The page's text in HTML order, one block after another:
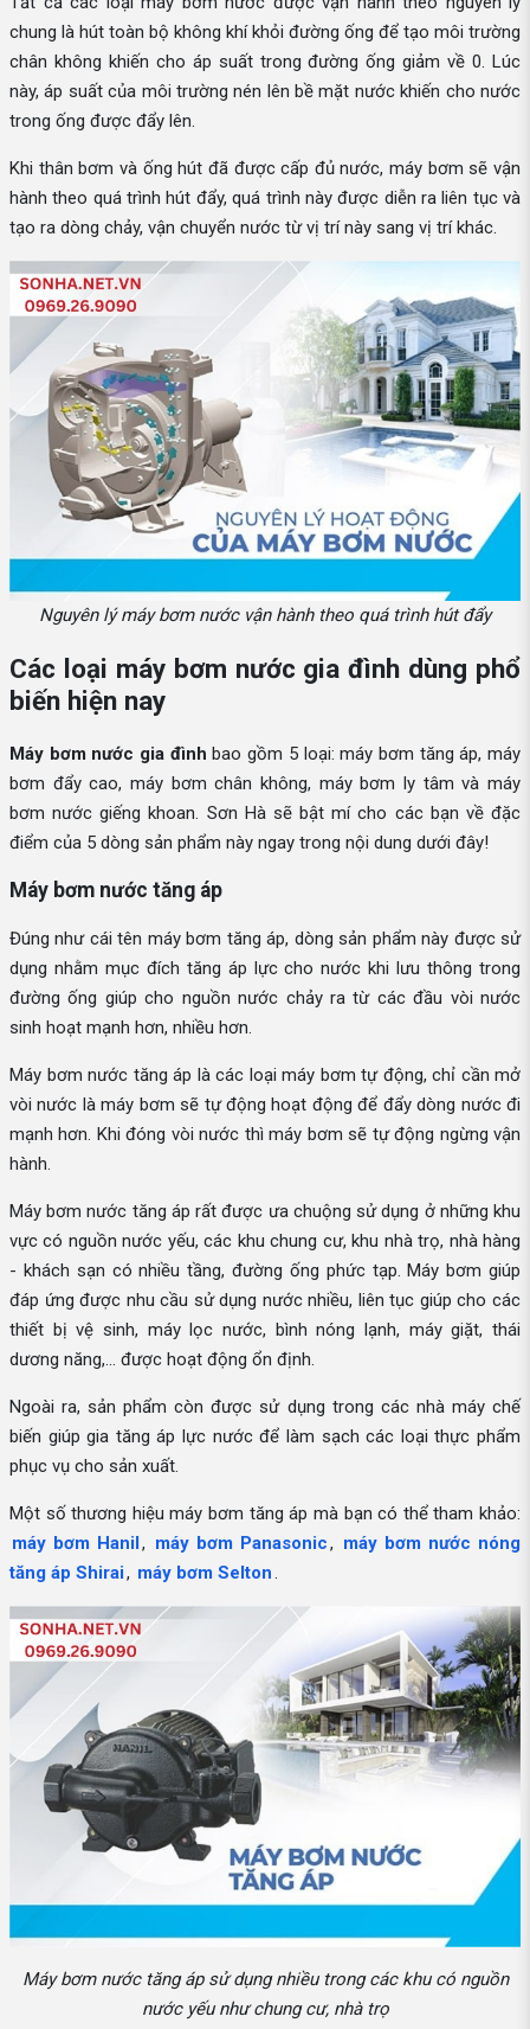
chung là hút toàn bộ không khí khỏi đường ống để tạo môi trường
chân không khiến cho áp suất trong đường ống giảm về 0. Lúc
này, áp suất của môi trường nén lên bề mặt nước khiến cho nước
trong ống được đẩy lên.
Khi thân bơm và ống hút đã được cấp đủ nước, máy bơm sẽ vận
hành theo quá trình hút đẩy, quá trình này được diễn ra liên tục và
tạo ra dòng chảy, vận chuyển nước từ vị trí này sang vị trí khác.
Nguyên lý máy bơm nước vận hành theo quá trình hút đẩy
Các loại máy bơm nước gia đình dùng phổ
biến hiện nay
Máy bơm nước gia đình bao gồm 5 loại: máy bơm tăng áp, máy
bơm đẩy cao, máy bơm chân không, máy bơm ly tâm và máy
bơm nước giếng khoan. Sơn Hà sẽ bật mí cho các bạn về đặc
điểm của 5 dòng sản phẩm này ngay trong nội dung dưới đây!
Máy bơm nước tăng áp
Đúng như cái tên máy bơm tăng áp, dòng sản phẩm này được sử
dụng nhằm mục đích tăng áp lực cho nước khi lưu thông trong
đường ống giúp cho nguồn nước chảy ra từ các đầu vòi nước
sinh hoạt mạnh hơn, nhiều hơn.
Máy bơm nước tăng áp là các loại máy bơm tự động, chỉ cần mở
vòi nước là máy bơm sẽ tự động hoạt động để đẩy dòng nước đi
mạnh hơn. Khi đóng vòi nước thì máy bơm sẽ tự động ngừng vận
hành.
Máy bơm nước tăng áp rất được ưa chuộng sử dụng ở những khu
vực có nguồn nước yếu, các khu chung cư, khu nhà trọ, nhà hàng
- khách sạn có nhiều tầng, đường ống phức tạp. Máy bơm giúp
đáp ứng được nhu cầu sử dụng nước nhiều, liên tục giúp cho các
thiết bị vệ sinh, máy lọc nước, bình nóng lạnh, máy giặt, thái
dương năng,... được hoạt động ổn định.
Ngoài ra, sản phẩm còn được sử dụng trong các nhà máy chế
biến giúp gia tăng áp lực nước để làm sạch các loại thực phẩm
phục vụ cho sản xuất.
Một số thương hiệu máy bơm tăng áp mà bạn có thể tham khảo:
máy bơm Hanil, máy bơm Panasonic, máy bơm nước nóng
tăng áp Shirai, máy bơm Selton.
Máy bơm nước tăng áp sử dụng nhiều trong các khu có nguồn
nước yếu như chung cư, nhà trọ